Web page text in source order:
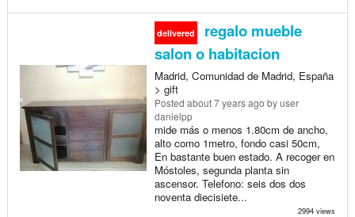
delivered
regalo mueble
salon o habitacion
Madrid, Comunidad de Madrid, España
> gift
Posted about 7 years ago by user
danielpp
mide más o menos 1.80cm de ancho,
alto como 1metro, fondo casi 50cm,
En bastante buen estado. A recoger en
Móstoles, segunda planta sin
ascensor. Telefono: seis dos dos
noventa diecisiete...
2994 views